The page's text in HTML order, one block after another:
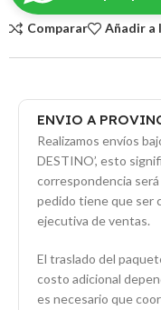
Comparar Añadir a
ENVIO A
Realizamos envíos
DESTINO’, esto
correspondencia
pedido tiene que ser
ejecutiva de ventas.
El traslado del
costo adicional
es necesario que